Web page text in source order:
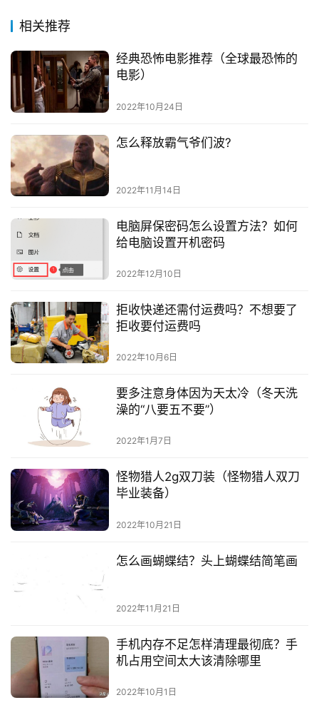
相关推荐
经典恐怖电影推荐（全球最恐怖的
电影）
2022年10月24日
怎么释放霸气爷们波?
2022年11月14日
电脑屏保密码怎么设置方法？如何
给电脑设置开机密码
2022年12月10日
拒收快递还需付运费吗？不想要了
拒收要付运费吗
2022年10月6日
要多注意身体因为天太冷（冬天洗
澡的“八要五不要”）
2022年1月7日
怪物猎人2g双刀装（怪物猎人双刀
毕业装备）
2022年10月21日
怎么画蝴蝶结？头上蝴蝶结简笔画
2022年11月21日
手机内存不足怎样清理最彻底？手
机占用空间太大该清除哪里
2022年10月1日